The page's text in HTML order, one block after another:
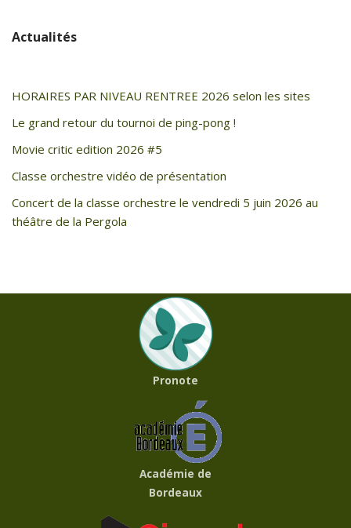
Actualités
HORAIRES PAR NIVEAU RENTREE 2026 selon les sites
Le grand retour du tournoi de ping-pong !
Movie critic edition 2026 #5
Classe orchestre vidéo de présentation
Concert de la classe orchestre le vendredi 5 juin 2026 au
théâtre de la Pergola
Pronote
Académie de
Bordeaux